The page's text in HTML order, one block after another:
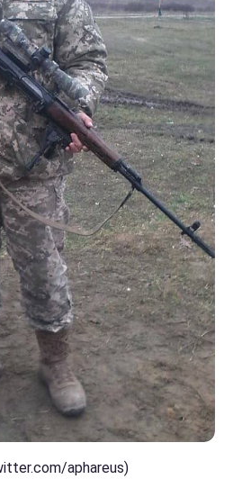
aphareus)